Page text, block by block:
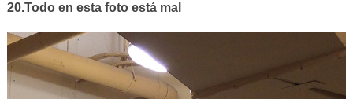
20.Todo en esta foto está mal